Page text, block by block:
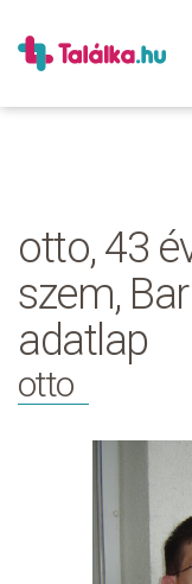
otto, 43
szem,
adatlap
otto